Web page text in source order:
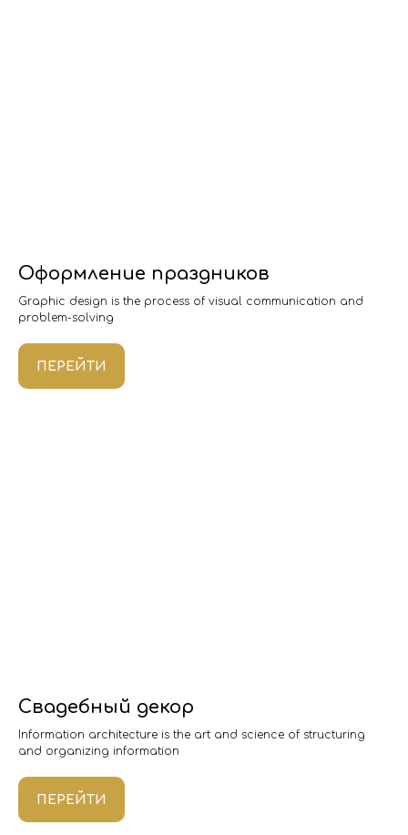
Оформление праздников
Graphic design is the process of visual communication and
problem-solving
ПЕРЕЙТИ
Свадебный декор
Information architecture is the art and science of structuring
and organizing information
ПЕРЕЙТИ